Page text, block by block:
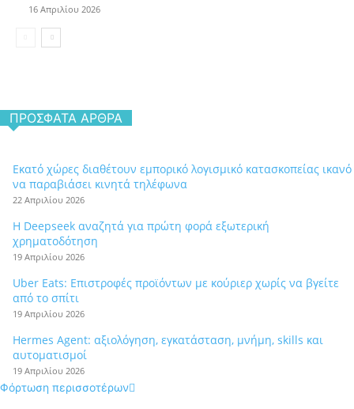
16 Απριλίου 2026
ΠΡΌΣΦΑΤΑ ΆΡΘΡΑ
Εκατό χώρες διαθέτουν εμπορικό λογισμικό κατασκοπείας ικανό
να παραβιάσει κινητά τηλέφωνα
22 Απριλίου 2026
Η Deepseek αναζητά για πρώτη φορά εξωτερική
χρηματοδότηση
19 Απριλίου 2026
Uber Eats: Επιστροφές προϊόντων με κούριερ χωρίς να βγείτε
από το σπίτι
19 Απριλίου 2026
Hermes Agent: αξιολόγηση, εγκατάσταση, μνήμη, skills και
αυτοματισμοί
19 Απριλίου 2026
Φόρτωση περισσοτέρων